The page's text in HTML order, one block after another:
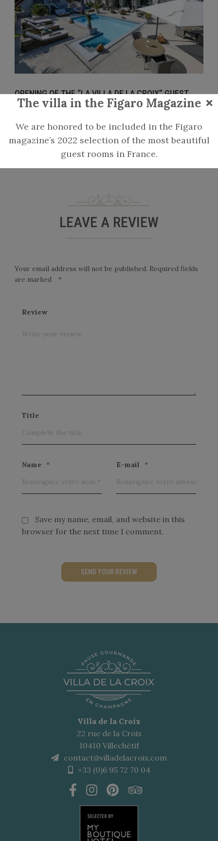
OPENING OF THE “LA VILLA DE LA CROIX” GUEST
ROOMS IN THE CHAMPAGNE REGION, A NEW LIFE
Guest house
LEAVE A REVIEW
Your email address will not be published. Required fields
are marked
*
Review
Title
Name * E-mail *
Save my name, email, and website in this
browser for the next time I comment.
Villa de la Croix
22 rue de la Croix
10410 Villechétif
contact@villadelacroix.com
+33 (0)6 95 72 70 04
The villa in the Figaro Magazine
We are honored to be included in the Figaro
magazine’s 2022 selection of the most beautiful
guest rooms in France.